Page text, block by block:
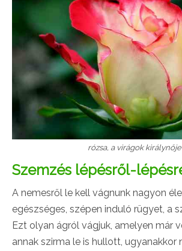
rózsa, a virágok királynője
Szemzés lépésről-
A nemesről le kell vágnunk nagyon
egészséges, szépen induló rügyet, a
Ezt olyan ágról vágjuk, amelyen már
annak szirma le is hullott, ugyanakkor